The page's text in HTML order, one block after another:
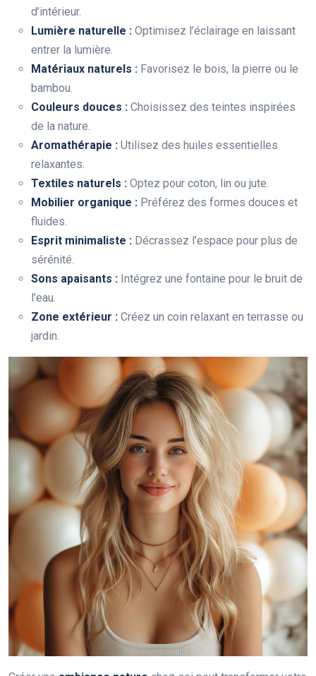
d’intérieur.
Lumière naturelle : Optimisez l’éclairage en laissant
entrer la lumière.
Matériaux naturels : Favorisez le bois, la pierre ou le
bambou.
Couleurs douces : Choisissez des teintes inspirées
de la nature.
Aromathérapie : Utilisez des huiles essentielles
relaxantes.
Textiles naturels : Optez pour coton, lin ou jute.
Mobilier organique : Préférez des formes douces et
fluides.
Esprit minimaliste : Décrassez l’espace pour plus de
sérénité.
Sons apaisants : Intégrez une fontaine pour le bruit de
l’eau.
Zone extérieur : Créez un coin relaxant en terrasse ou
jardin.